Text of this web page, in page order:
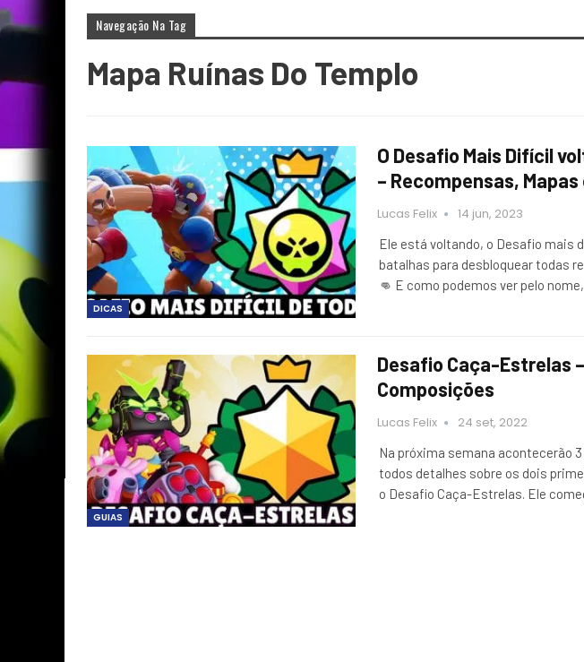
Navegação Na Tag
Mapa Ruínas Do Templo
DICAS
O Desafio Mais Difícil
– Recompensas,
Lucas Felix 14 jun, 2023
Ele está voltando, o Desafio mais
batalhas para desbloquear todas
👊 E como podemos ver pelo
GUIAS
Desafio Caça-Estrelas
Composições
Lucas Felix 24 set, 2022
Na próxima semana acontecerão
todos detalhes sobre os dois
o Desafio Caça-Estrelas. Ele